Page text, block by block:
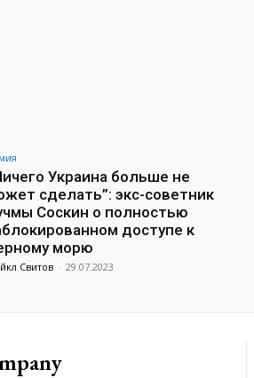
Украина больше не
сделать”: экс-советник
Соскин о полностью
доступе к
морю
Свитов - 29.07.2023